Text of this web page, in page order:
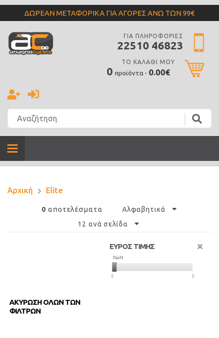
ΔΩΡΕΑΝ ΜΕΤΑΦΟΡΙΚΑ ΓΙΑ ΑΓΟΡΕΣ ΑΝΩ ΤΩΝ 99€
ΓΙΑ ΠΛΗΡΟΦΟΡΙΕΣ
22510 46823
ΤΟ ΚΑΛΑΘΙ ΜΟΥ
0 προϊόντα - 0.00€
Αρχική Elite
0 αποτελέσματα
Αλφαβητικά
12 ανά σελίδα
ΕΥΡΟΣ ΤΙΜΗΣ
NaN
NaN
0 0
ΑΚΥΡΩΣΗ ΟΛΩΝ ΤΩΝ
ΦΙΛΤΡΩΝ